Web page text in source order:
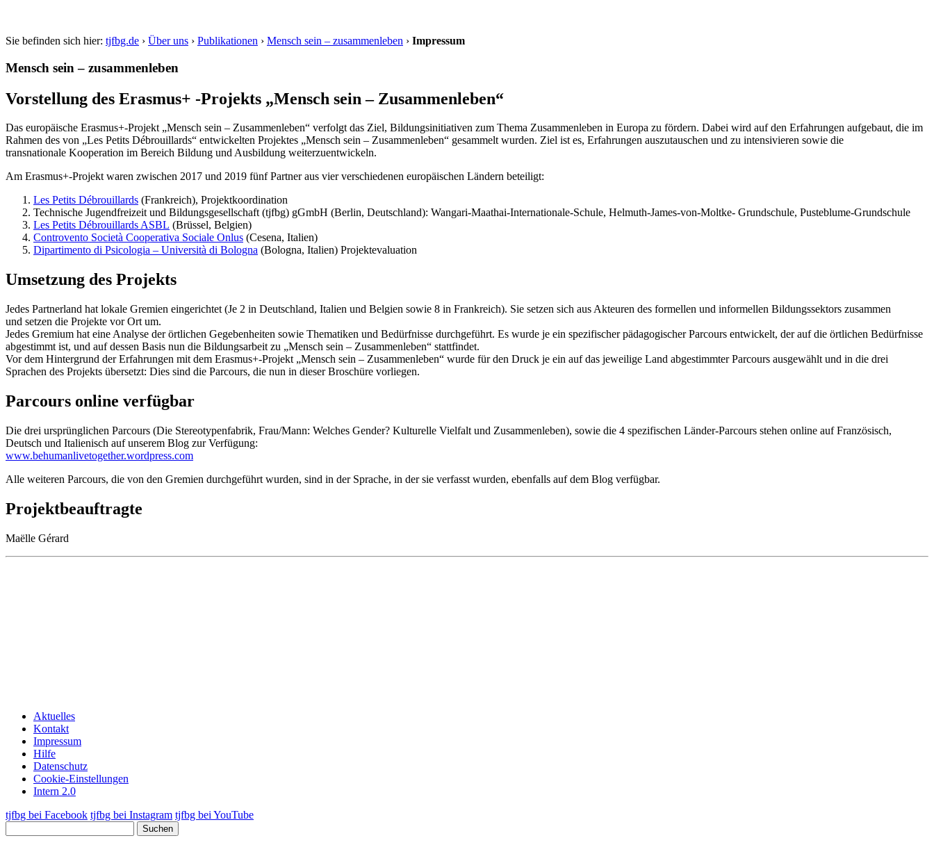
Sie befinden sich hier: tjfbg.de › Über uns › Publikationen › Mensch sein – zusammenleben › Impressum
Mensch sein – zusammenleben
Vorstellung des Erasmus+ -Projekts „Mensch sein – Zusammenleben“
Das europäische Erasmus+-Projekt „Mensch sein – Zusammenleben“ verfolgt das Ziel, Bildungsinitiativen zum Thema Zusammenleben in Europa zu fördern. Dabei wird auf den Erfahrungen aufgebaut, die im
Rahmen des von „Les Petits Débrouillards“ entwickelten Projektes „Mensch sein – Zusammenleben“ gesammelt wurden. Ziel ist es, Erfahrungen auszutauschen und zu intensivieren sowie die
transnationale Kooperation im Bereich Bildung und Ausbildung weiterzuentwickeln.
Am Erasmus+-Projekt waren zwischen 2017 und 2019 fünf Partner aus vier verschiedenen europäischen Ländern beteiligt:
Les Petits Débrouillards (Frankreich), Projektkoordination
Technische Jugendfreizeit und Bildungsgesellschaft (tjfbg) gGmbH (Berlin, Deutschland): Wangari-Maathai-Internationale-Schule, Helmuth-James-von-Moltke- Grundschule, Pusteblume-Grundschule
Les Petits Débrouillards ASBL (Brüssel, Belgien)
Controvento Società Cooperativa Sociale Onlus (Cesena, Italien)
Dipartimento di Psicologia – Università di Bologna (Bologna, Italien) Projektevaluation
Umsetzung des Projekts
Jedes Partnerland hat lokale Gremien eingerichtet (Je 2 in Deutschland, Italien und Belgien sowie 8 in Frankreich). Sie setzen sich aus Akteuren des formellen und informellen Bildungssektors zusammen
und setzen die Projekte vor Ort um.
Jedes Gremium hat eine Analyse der örtlichen Gegebenheiten sowie Thematiken und Bedürfnisse durchgeführt. Es wurde je ein spezifischer pädagogischer Parcours entwickelt, der auf die örtlichen Bedürfnisse
abgestimmt ist, und auf dessen Basis nun die Bildungsarbeit zu „Mensch sein – Zusammenleben“ stattfindet.
Vor dem Hintergrund der Erfahrungen mit dem Erasmus+-Projekt „Mensch sein – Zusammenleben“ wurde für den Druck je ein auf das jeweilige Land abgestimmter Parcours ausgewählt und in die drei
Sprachen des Projekts übersetzt: Dies sind die Parcours, die nun in dieser Broschüre vorliegen.
Parcours online verfügbar
Die drei ursprünglichen Parcours (Die Stereotypenfabrik, Frau/Mann: Welches Gender? Kulturelle Vielfalt und Zusammenleben), sowie die 4 spezifischen Länder-Parcours stehen online auf Französisch,
Deutsch und Italienisch auf unserem Blog zur Verfügung:
www.behumanlivetogether.wordpress.com
Alle weiteren Parcours, die von den Gremien durchgeführt wurden, sind in der Sprache, in der sie verfasst wurden, ebenfalls auf dem Blog verfügbar.
Projektbeauftragte
Maëlle Gérard
Aktuelles
Kontakt
Impressum
Hilfe
Datenschutz
Cookie-Einstellungen
Intern 2.0
tjfbg bei Facebook tjfbg bei Instagram tjfbg bei YouTube
Suchen